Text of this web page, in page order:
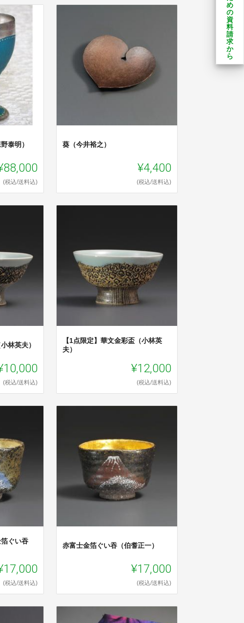
泰明）
(税込/送料込)
葵（今井裕之）
¥4,400
(税込/送料込)
林英夫）
(税込/送料込)
【1点限定】華文金彩盃（小林英
夫）
¥12,000
(税込/送料込)
箔ぐい吞
(税込/送料込)
赤富士金箔ぐい吞（伯耆正一）
¥17,000
(税込/送料込)
め
の
資
料
請
求
か
ら